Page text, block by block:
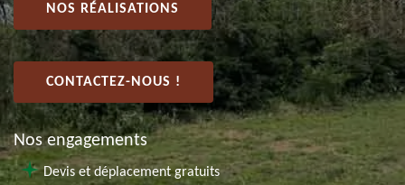
NOS RÉALISATIONS
CONTACTEZ-NOUS !
Nos engagements
Devis et déplacement gratuits